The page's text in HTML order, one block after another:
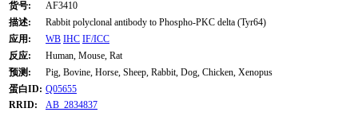
货号:
AF3410
描述:
Rabbit polyclonal antibody to Phospho-PKC delta (Tyr64)
应用:
WB IHC IF/ICC
反应:
Human, Mouse, Rat
预测:
Pig, Bovine, Horse, Sheep, Rabbit, Dog, Chicken, Xenopus
蛋白ID: Q05655
RRID:
AB_2834837